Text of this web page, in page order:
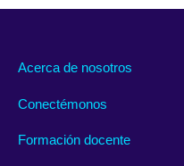
Acerca de nosotros
Conectémonos
Formación docente